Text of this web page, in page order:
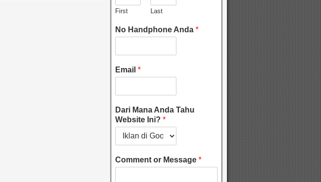
First Last
No Handphone Anda *
Email *
Dari Mana Anda Tahu
Website Ini? *
Comment or Message *